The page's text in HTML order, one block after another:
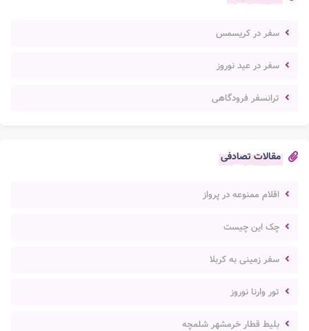
سفر در کریسمس
سفر در عید نوروز
ترانسفر فرودگاهی
مقالات تصادفی
اقلام ممنوعه در پرواز
چک این چیست
سفر زمینی به کربلا
تور وارنا نوروز
بلیط قطار خرمشهر شلمچه